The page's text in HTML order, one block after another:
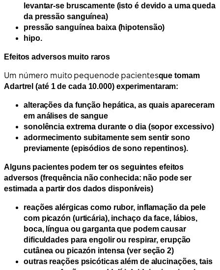
levantar-se bruscamente (isto é devido a uma queda
da pressão sanguínea)
pressão sanguínea baixa (hipotensão)
hipo.
Efeitos adversos muito raros
Um número muito pequenode pacientesque tomam
Adartrel (até 1 de cada 10.000) experimentaram:
alterações da função hepática, as quais apareceram
em análises de sangue
sonolência extrema durante o dia (sopor excessivo)
adormecimento subitamente sem sentir sono
previamente (episódios de sono repentinos).
Alguns pacientes podem ter os seguintes efeitos
adversos (frequência não conhecida: não pode ser
estimada a partir dos dados disponíveis)
reações alérgicas como rubor, inflamação da pele
com picazón (urticária), inchaço da face, lábios,
boca, língua ou garganta que podem causar
dificuldades para engolir ou respirar, erupção
cutânea ou picazón intensa (ver seção 2)
outras reações psicóticas além de alucinações, tais